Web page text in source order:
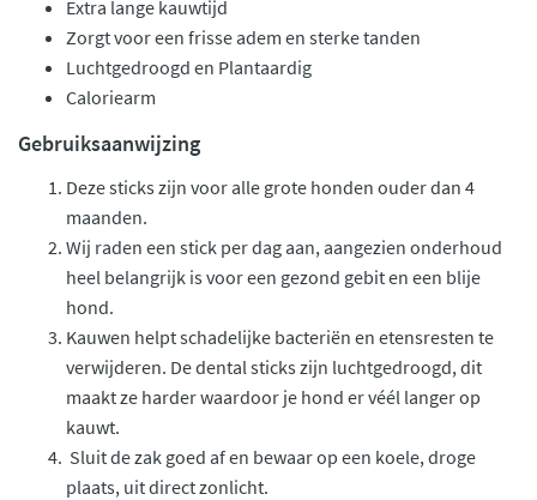
Extra lange kauwtijd
Zorgt voor een frisse adem en sterke tanden
Luchtgedroogd en Plantaardig
Caloriearm
Gebruiksaanwijzing
Deze sticks zijn voor alle grote honden ouder dan 4
maanden.
Wij raden een stick per dag aan, aangezien onderhoud
heel belangrijk is voor een gezond gebit en een blije
hond.
Kauwen helpt schadelijke bacteriën en etensresten te
verwijderen. De dental sticks zijn luchtgedroogd, dit
maakt ze harder waardoor je hond er véél langer op
kauwt.
Sluit de zak goed af en bewaar op een koele, droge
plaats, uit direct zonlicht.